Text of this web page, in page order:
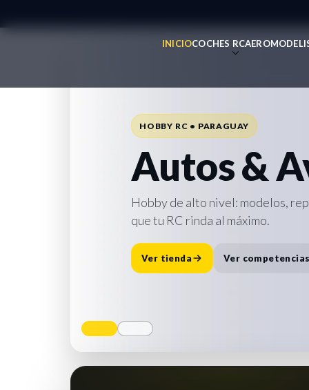
INICIOCOCHES RC
HOBBY RC • PARAGUAY
Autos &
Hobby de alto nivel: modelos,
que tu RC rinda al máximo.
Ver tienda Ver competencias
REPUESTOS • ACCESORIOS •
Todo para
Destacado:Cargador Traxxas
rápida y lista para la pista.